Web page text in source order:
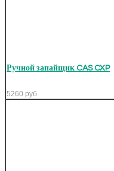
Ручной запайщик CAS CXP
5260 руб